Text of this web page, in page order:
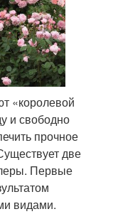
«королевой
и свободно
прочное
две
Первые
видами.